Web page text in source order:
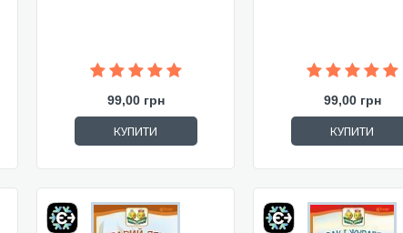
99,00 грн
КУПИТИ
99,00 грн
КУПИТИ